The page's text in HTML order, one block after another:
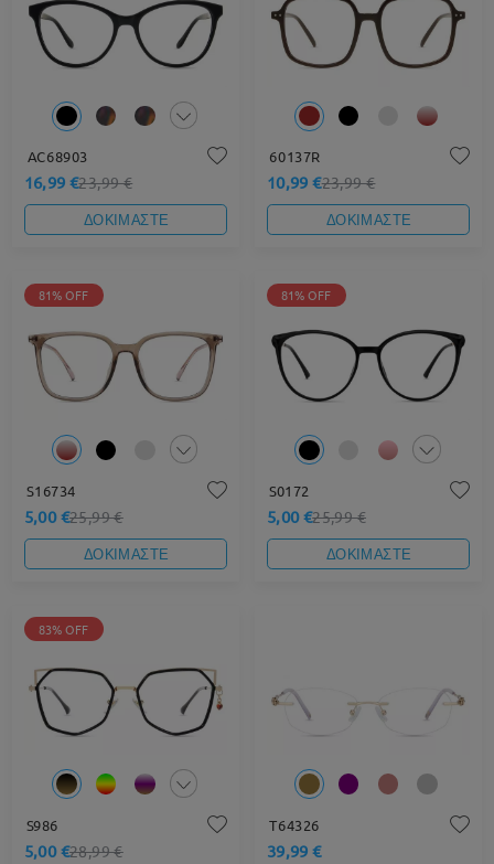
AC68903
16,99 €23,99 €
ΔΟΚΙΜΑΣΤΕ
60137R
10,99 €23,99 €
ΔΟΚΙΜΑΣΤΕ
81% OFF
S16734
5,00 €25,99 €
ΔΟΚΙΜΑΣΤΕ
81% OFF
S0172
5,00 €25,99 €
ΔΟΚΙΜΑΣΤΕ
83% OFF
S986
5,00 €28,99 €
T64326
39,99 €